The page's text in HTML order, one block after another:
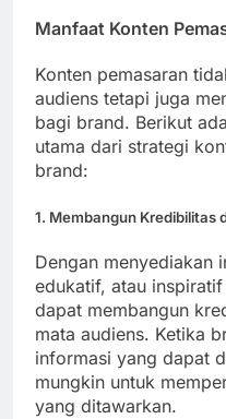
Manfaat Konten
Konten pemasaran
audiens tetapi juga
bagi brand. Berikut
utama dari strategi
brand:
1. Membangun Kredibilitas
Dengan menyediakan
edukatif, atau
dapat membangun
mata audiens. Ketika
informasi yang dapat
mungkin untuk
yang ditawarkan.